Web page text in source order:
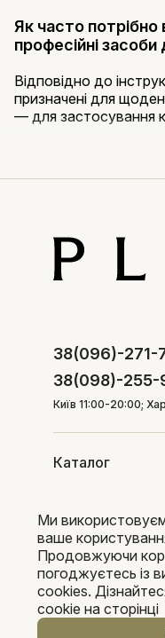
Як часто
професійні
Відповідно до
призначені для
— для застосування
38(096)-271-
38(098)-
Київ 11:00-20:00;
Каталог
Покупцям
Pleka 2016-2026
Ми
ваше
Продовжуючи
погоджуєтесь із
cookies.
cookie на сторінці